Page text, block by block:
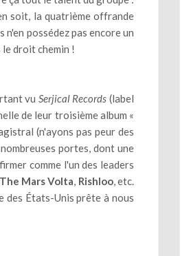
soit, la quatrième offrande
possédez pas encore un
le droit chemin !
vu Serjical Records (label
de leur troisième album «
(n'ayons pas peur des
portes, dont une
comme l'un des leaders
The Mars Volta, Rishloo, etc.
des États-Unis prête à nous